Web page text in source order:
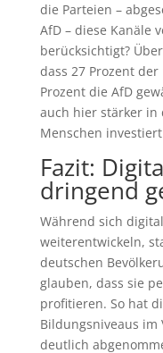
die Parteien –
AfD – diese Kanäle
berücksichtigt?
dass 27 Prozent der
Prozent die AfD
auch hier stärker
Menschen
Fazit:
dringend
Während sich
weiterentwickeln,
deutschen
glauben, dass sie
profitieren. So hat
Bildungsniveaus im
deutlich